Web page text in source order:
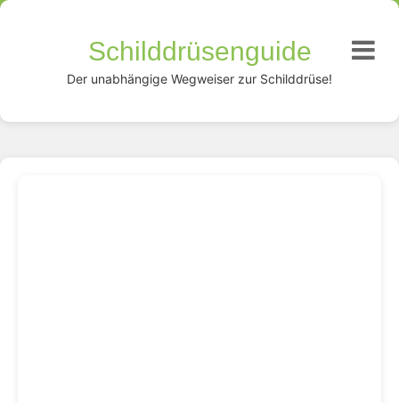
Schilddrüsenguide
Der unabhängige Wegweiser zur Schilddrüse!